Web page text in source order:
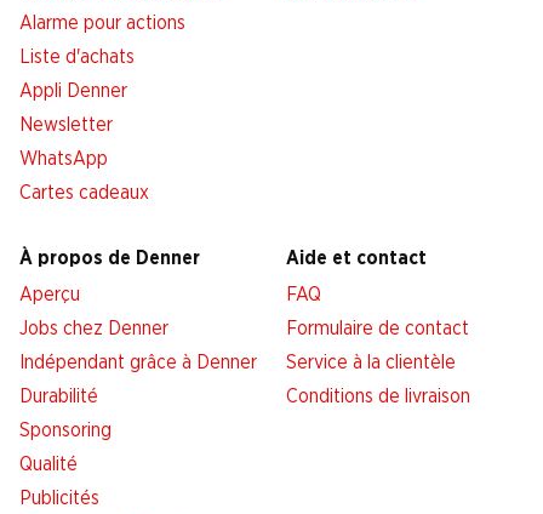
Alarme pour actions
Liste d'achats
Appli Denner
Newsletter
WhatsApp
Cartes cadeaux
À propos de Denner
Aperçu
Jobs chez Denner
Indépendant grâce à Denner
Durabilité
Sponsoring
Qualité
Publicités
Aide et contact
FAQ
Formulaire de contact
Service à la clientèle
Conditions de livraison